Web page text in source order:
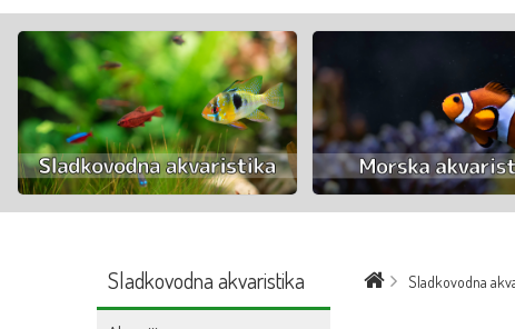
Sladkovodna akvaristika Sladkovodna